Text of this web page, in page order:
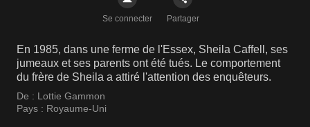
Se connecter Partager
En 1985, dans une ferme de l'Essex, Sheila Caffell, ses
jumeaux et ses parents ont été tués. Le comportement
du frère de Sheila a attiré l'attention des enquêteurs.
De : Lottie Gammon
Pays : Royaume-Uni